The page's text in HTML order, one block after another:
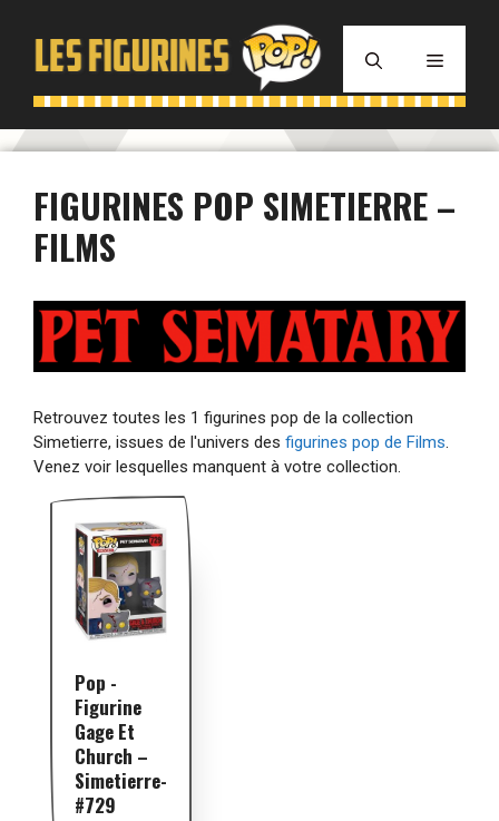
contenu
MENU
FIGURINES POP SIMETIERRE –
FILMS
Retrouvez toutes les 1 figurines pop de la collection
Simetierre, issues de l'univers des figurines pop de Films.
Venez voir lesquelles manquent à votre collection.
Pop -
Figurine
Gage Et
Church –
Simetierre-
#729